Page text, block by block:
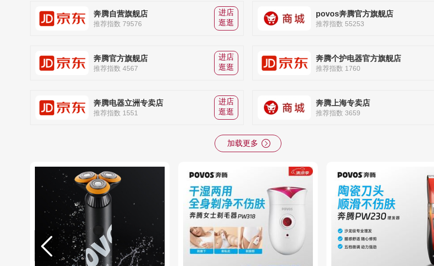
奔腾自营旗舰店
推荐指数 79576
进店
逛逛
povos奔腾官方旗舰店
推荐指数 55253
奔腾官方旗舰店
推荐指数 4567
进店
逛逛
奔腾个护电器官方旗舰店
推荐指数 1760
奔腾电器立洲专卖店
推荐指数 1551
进店
逛逛
奔腾上海专卖店
推荐指数 3659
加载更多